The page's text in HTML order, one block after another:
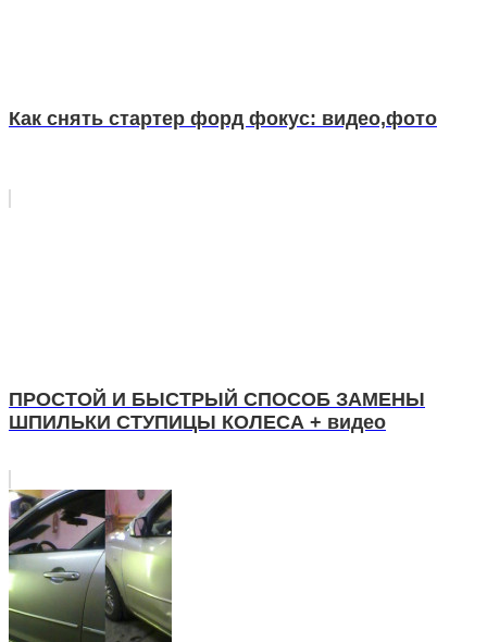
Как снять стартер форд фокус: видео,фото
ПРОСТОЙ И БЫСТРЫЙ СПОСОБ ЗАМЕНЫ
ШПИЛЬКИ СТУПИЦЫ КОЛЕСА + видео